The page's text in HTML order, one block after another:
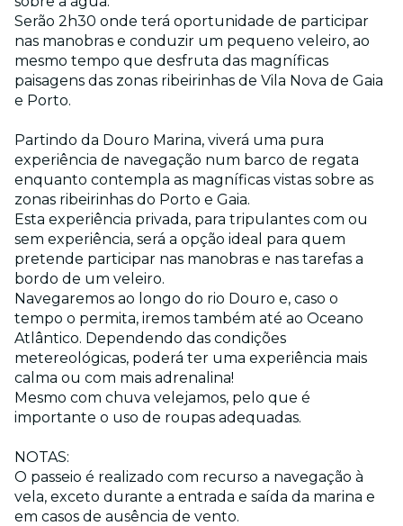
Serão 2h30 onde terá oportunidade de participar
nas manobras e conduzir um pequeno veleiro, ao
mesmo tempo que desfruta das magníficas
paisagens das zonas ribeirinhas de Vila Nova de Gaia
e Porto.
Partindo da Douro Marina, viverá uma pura
experiência de navegação num barco de regata
enquanto contempla as magníficas vistas sobre as
zonas ribeirinhas do Porto e Gaia.
Esta experiência privada, para tripulantes com ou
sem experiência, será a opção ideal para quem
pretende participar nas manobras e nas tarefas a
bordo de um veleiro.
Navegaremos ao longo do rio Douro e, caso o
tempo o permita, iremos também até ao Oceano
Atlântico. Dependendo das condições
metereológicas, poderá ter uma experiência mais
calma ou com mais adrenalina!
Mesmo com chuva velejamos, pelo que é
importante o uso de roupas adequadas.
NOTAS:
O passeio é realizado com recurso a navegação à
vela, exceto durante a entrada e saída da marina e
em casos de ausência de vento.